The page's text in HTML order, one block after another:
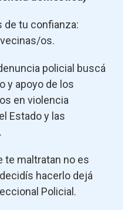
de tu confianza:
os.
policial buscá
y apoyo de los
en violencia
Estado y las
te maltratan no es
hacerlo dejá
Policial.